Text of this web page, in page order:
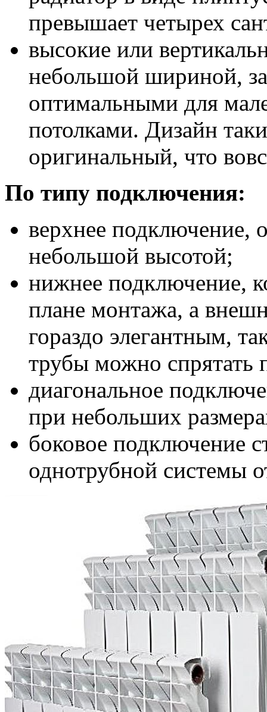
превышает четырех
высокие или
небольшой шириной,
оптимальными для
потолками. Дизайн
оригинальный, что
По типу подключения:
верхнее подключение,
небольшой высотой;
нижнее подключение,
плане монтажа, а
гораздо элегантным,
трубы можно спрятать
диагональное
при небольших
боковое подключение
однотрубной системы